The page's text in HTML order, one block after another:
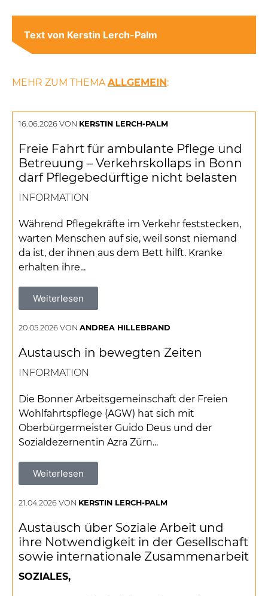
Text von Kerstin Lerch-Palm
MEHR ZUM THEMAALLGEMEIN:
16.06.2026 VON KERSTIN LERCH-PALM
Freie Fahrt für ambulante Pflege und
Betreuung – Verkehrskollaps in Bonn
darf Pflegebedürftige nicht belasten
INFORMATION
Während Pflegekräfte im Verkehr feststecken,
warten Menschen auf sie, weil sonst niemand
da ist, der ihnen aus dem Bett hilft. Kranke
erhalten ihre...
Weiterlesen
20.05.2026 VON ANDREA HILLEBRAND
Austausch in bewegten Zeiten
INFORMATION
Die Bonner Arbeitsgemeinschaft der Freien
Wohlfahrtspflege (AGW) hat sich mit
Oberbürgermeister Guido Deus und der
Sozialdezernentin Azra Zürn...
Weiterlesen
21.04.2026 VON KERSTIN LERCH-PALM
Austausch über Soziale Arbeit und
ihre Notwendigkeit in der Gesellschaft
sowie internationale Zusammenarbeit
SOZIALES,